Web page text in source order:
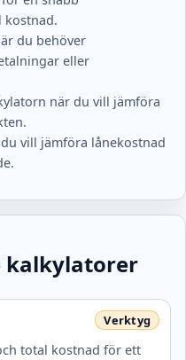
kostnad.
du behöver
eller
när du vill jämföra
vill jämföra lånekostnad
kalkylatorer
total kostnad för ett